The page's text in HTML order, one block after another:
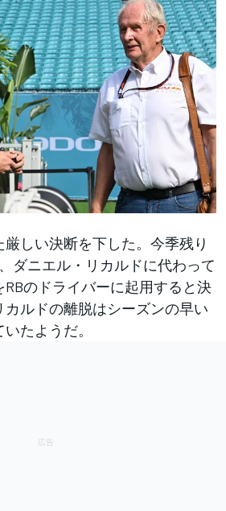
しい決断を下した。今季残り
ダニエル・リカルドに代わって
RBのドライバーに起用すると決
ルドの離脱はシーズンの早い
たようだ。